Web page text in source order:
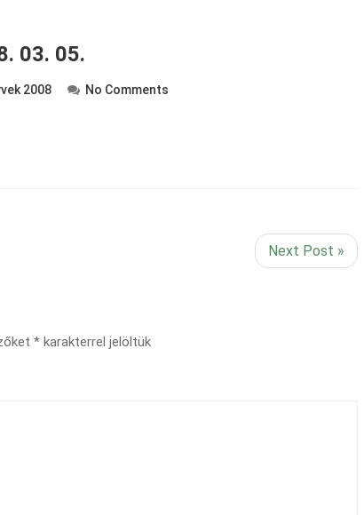
03. 05.
2008 No Comments
Next Post »
* karakterrel jelöltük